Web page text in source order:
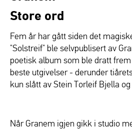
Store ord
Fem år har gått siden det
"Solstreif" ble selvpublisert av
poetisk album som ble dratt
beste utgivelser - derunder
kun slått av Stein Torleif Bjella og
Når Granem igjen gikk i studio